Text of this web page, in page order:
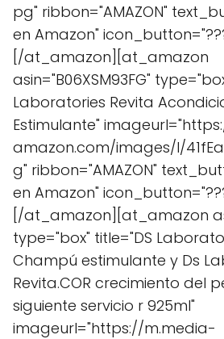
pg" ribbon="AMAZON"
en Amazon"
[/at_amazon][at_amazon
asin="B06XSM93FG"
Laboratories Revita
Estimulante"
amazon.com/images/I/
g" ribbon="AMAZON"
en Amazon"
[/at_amazon][at_amazon
type="box" title="DS
Champú estimulante y Ds
Revita.COR crecimiento del
siguiente servicio r 925ml"
imageurl="https://m.media-